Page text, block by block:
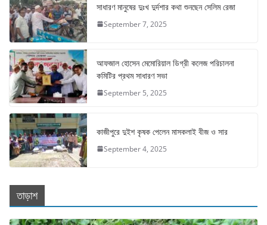
সাধারণ মানুষের দুঃখ দুর্দশার কথা শুনছেন সেলিম রেজা
September 7, 2025
আফজাল হোসেন মেমোরিয়াল ডিগ্রী কলেজ পরিচালনা
কমিটির প্রথম সাধারণ সভা
September 5, 2025
কাজীপুরে দুইশ কৃষক পেলেন মাসকলাই বীজ ও সার
September 4, 2025
তাড়াশ